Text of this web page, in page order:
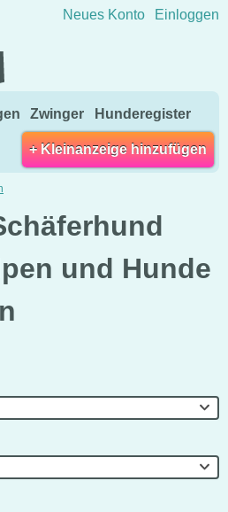
Inhalt wechseln
Neues Konto Einloggen
Zwinger Hunderegister
+ Kleinanzeige hinzufügen
und Hunde